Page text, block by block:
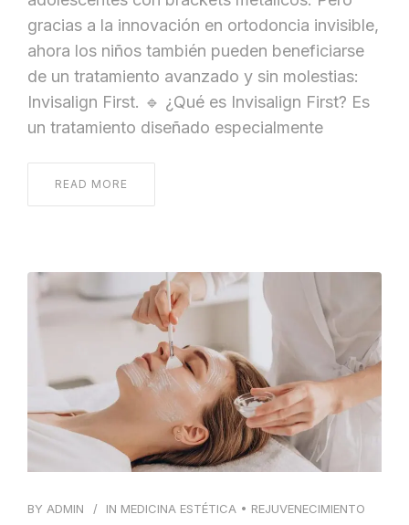
gracias a la innovación en ortodoncia invisible,
ahora los niños también pueden beneficiarse
de un tratamiento avanzado y sin molestias:
Invisalign First. 🔹 ¿Qué es Invisalign First? Es
un tratamiento diseñado especialmente
READ MORE
BY ADMIN IN MEDICINA ESTÉTICA • REJUVENECIMIENTO